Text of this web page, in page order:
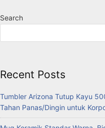
Search
Recent Posts
Tumbler Arizona Tutup Kayu
Tahan Panas/Dingin untuk